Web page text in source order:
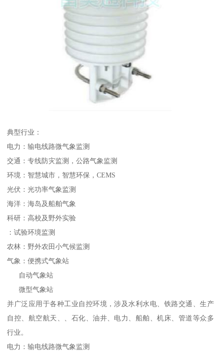
典型行业：
电力：输电线路微气象监测
交通：专线防灾监测，公路气象监测
环境：智慧城市，智慧环保，CEMS
光伏：光功率气象监测
海洋：海岛及船舶气象
科研：高校及野外实验
：试验环境监测
农林：野外农田小气候监测
气象：便携式气象站
自动气象站
微型气象站
并广泛应用于各种工业自控环境，涉及水利水电、铁路交通、生产
自控、航空航天、、石化、油井、电力、船舶、机床、管道等众多
行业。
电力：输电线路微气象监测